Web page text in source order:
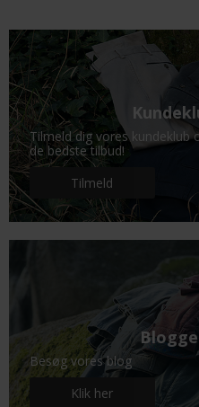
Tilmeld dig vores kundeklub
de bedste tilbud!
Tilmeld
Besøg vores blog
Klik her